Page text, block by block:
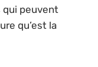
peuvent
qu’est la